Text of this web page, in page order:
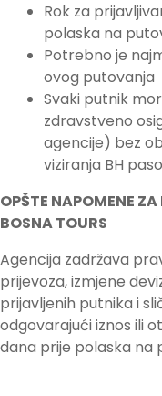
Rok za
polaska na
Potrebno je
ovog putovanja
Svaki putnik
zdravstveno
agencije) bez
viziranja BH
OPŠTE NAPOMENE
BOSNA TOURS
Agencija zadržava
prijevoza, izmjene
prijavljenih putnika i
odgovarajući iznos ili
dana prije polaska na